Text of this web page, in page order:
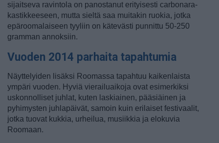
sijaitseva ravintola on panostanut erityisesti carbonara-
kastikkeeseen, mutta sieltä saa muitakin ruokia, jotka
epäroomalaiseen tyyliin on kätevästi punnittu 50-250
gramman annoksiin.
Vuoden 2014 parhaita tapahtumia
Näyttelyiden lisäksi Roomassa tapahtuu kaikenlaista
ympäri vuoden. Hyviä vierailuaikoja ovat esimerkiksi
uskonnolliset juhlat, kuten laskiainen, pääsiäinen ja
pyhimysten juhlapäivät, samoin kuin erilaiset festivaalit,
jotka tuovat kukkia, urheilua, musiikkia ja elokuvia
Roomaan.